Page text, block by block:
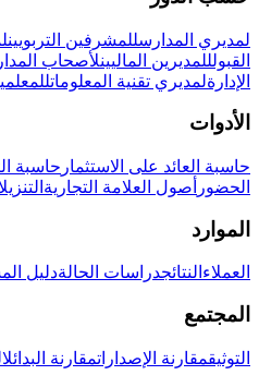
لمديري المدارسللمشرفين التربويين
القبولللمديرين الماليينلأصحاب
الإدارةلمديري تقنية المعلومات
الأدوات
حاسبة العائد على الاستثمار حاسبة
الحضور أصول العلامة التجارية
الموارد
العملاء النتائجدراسات الحالةدليل
المجتمع
التوثيقمقارنة الإصداراتمقارنة البدائل